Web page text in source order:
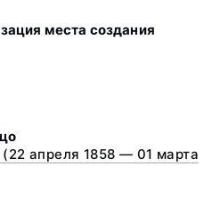
места создания
апреля 1858 — 01 марта